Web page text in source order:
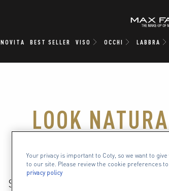
NOVITA BEST SELLER VISO OCCHI LABBRA
LOOK
Scopri insieme a Rajan come
Your privacy is important to Coty, so we want to
to our site. Please review the cookie preferences
privacy policy